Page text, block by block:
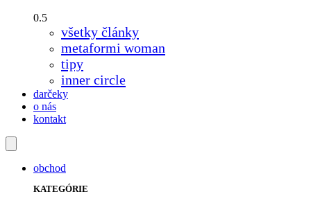
všetky články
metaformi woman
tipy
inner circle
darčeky
o nás
kontakt
obchod
KATEGÓRIE